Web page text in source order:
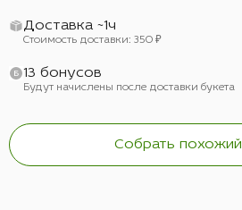
Доставка ~1ч
Стоимость доставки: 350 ₽
13 бонусов
Будут начислены после доставки букета
Собрать похожий